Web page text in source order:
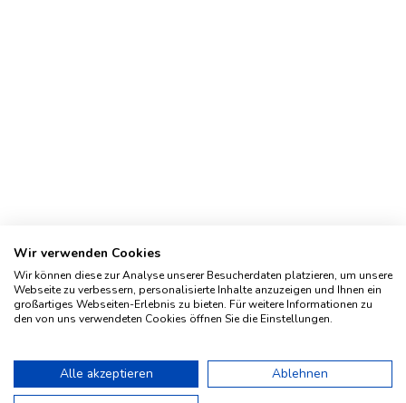
Impressum
Geschichte
Kontakt
Wir verwenden Cookies
Wir können diese zur Analyse unserer Besucherdaten platzieren, um unsere
Webseite zu verbessern, personalisierte Inhalte anzuzeigen und Ihnen ein
großartiges Webseiten-Erlebnis zu bieten. Für weitere Informationen zu
den von uns verwendeten Cookies öffnen Sie die Einstellungen.
Alle akzeptieren
Ablehnen